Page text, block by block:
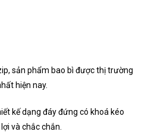
sản phẩm bao bì được thị trường
hiện nay.
kế dạng đáy đứng có khoá kéo
và chắc chắn.